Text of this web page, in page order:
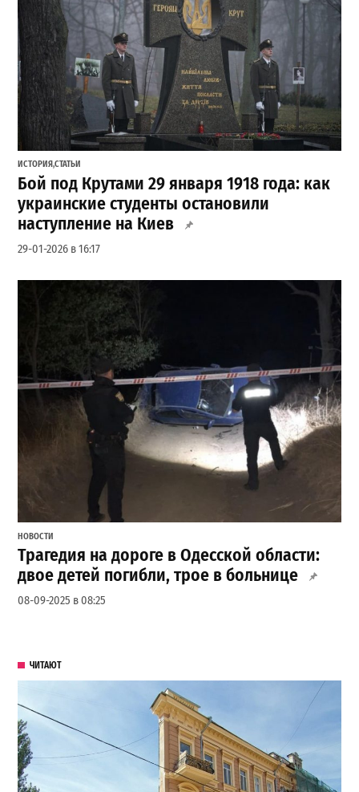
ИСТОРИЯ,СТАТЬИ
Бой под Крутами 29 января 1918 года: как
украинские студенты остановили
наступление на Киев
29-01-2026 в 16:17
НОВОСТИ
Трагедия на дороге в Одесской области:
двое детей погибли, трое в больнице
08-09-2025 в 08:25
ЧИТАЮТ